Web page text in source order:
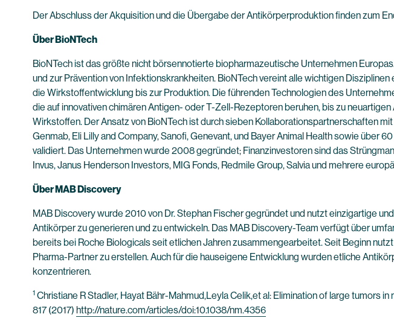
Der Abschluss der Akquisition und die Übergabe der Antikörperproduktion finden zum
Über BioNTech
BioNTech ist das größte nicht börsennotierte biopharmazeutische Unternehmen
und zur Prävention von Infektionskrankheiten. BioNTech vereint alle wichtigen
die Wirkstoffentwicklung bis zur Produktion. Die führenden Technologien des
die auf innovativen chimären Antigen- oder T-Zell-Rezeptoren beruhen, bis zu
Wirkstoffen. Der Ansatz von BioNTech ist durch sieben Kollaborationspartnerschaften
Genmab, Eli Lilly and Company, Sanofi, Genevant, und Bayer Animal Health sowie über
validiert. Das Unternehmen wurde 2008 gegründet; Finanzinvestoren sind das
Invus, Janus Henderson Investors, MIG Fonds, Redmile Group, Salvia und mehrere
Über MAB Discovery
MAB Discovery wurde 2010 von Dr. Stephan Fischer gegründet und nutzt einzigartige
Antikörper zu generieren und zu entwickeln. Das MAB Discovery-Team verfügt über
bereits bei Roche Biologicals seit etlichen Jahren zusammengearbeitet. Seit Beginn
Pharma-Partner zu erstellen. Auch für die hauseigene Entwicklung wurden etliche
konzentrieren.
1 Christiane R Stadler, Hayat Bähr-Mahmud,Leyla Celik,et al: Elimination of large tumors
817 (2017) http://nature.com/articles/doi:10.1038/nm.4356